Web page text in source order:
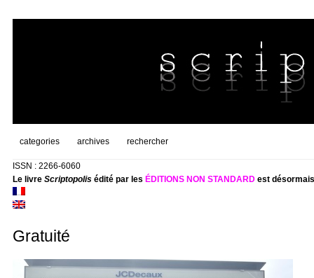
categories archives rechercher
ISSN : 2266-6060
Le livre Scriptopolisédité par les ÉDITIONS NON STANDARDest
Gratuité